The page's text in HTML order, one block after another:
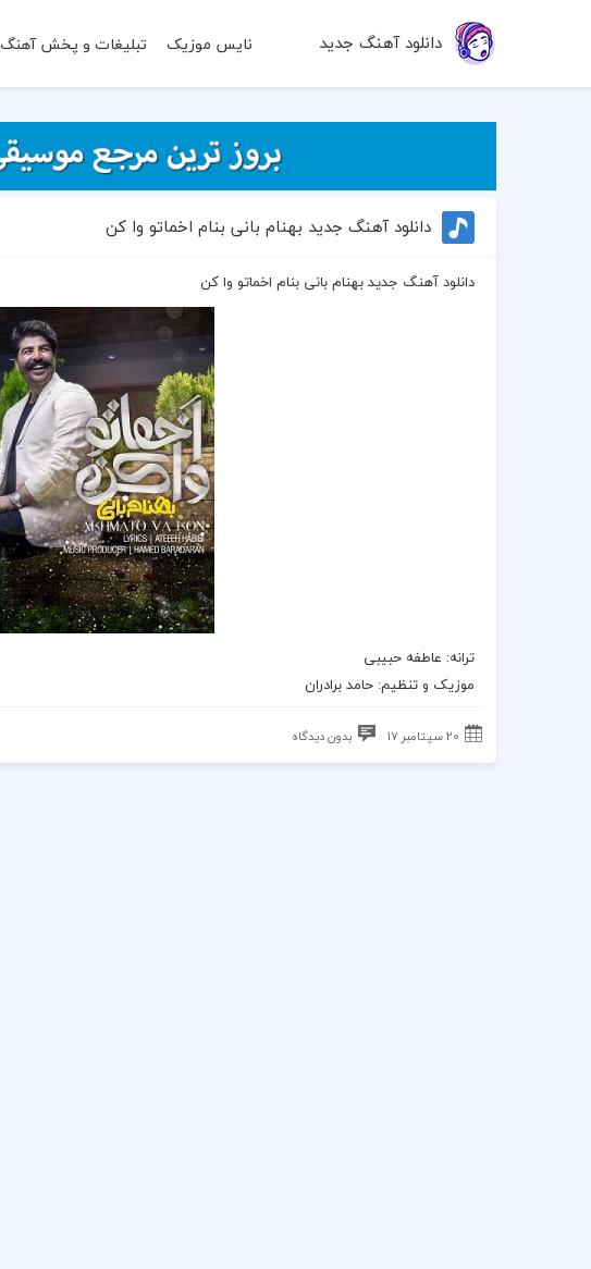
دانلود آهنگ جدید نایس موزیک تبلیغات و پخش آهنگ
دانلود آهنگ جدید بهنام بانی بنام اخماتو وا کن
دانلود آهنگ جدید بهنام بانی بنام اخماتو وا کن
ترانه: عاطفه حبیبی
موزیک و تنظیم:حامد برادران
20 سپتامبر 17 بدون دیدگاه